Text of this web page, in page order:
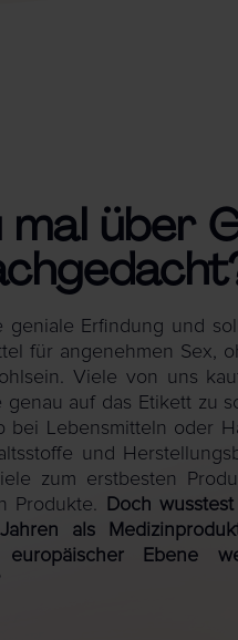
mal über
geniale Erfindung und
für angenehmen Sex,
Viele von uns
auf das Etikett zu
bei Lebensmitteln oder
und
zum erstbesten
Produkte.
Doch
als
Ebene